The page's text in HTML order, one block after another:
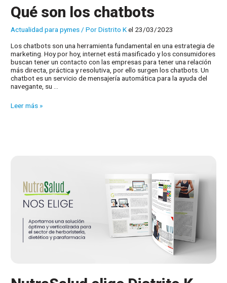
Qué son los chatbots
Actualidad para pymes / PorDistrito Kel 23/03/2023
Los chatbots son una herramienta fundamental en una estrategia de
marketing. Hoy por hoy, internet está masificado y los consumidores
buscan tener un contacto con las empresas para tener una relación
más directa, práctica y resolutiva, por ello surgen los chatbots. Un
chatbot es un servicio de mensajería automática para la ayuda del
navegante, su …
Qué
Leer más »